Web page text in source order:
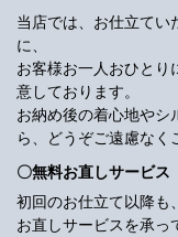
当店では、お仕立てい
に、
お客様お一人おひとり
意しております。
お納め後の着心地やシ
ら、どうぞご遠慮なく
〇無料お直しサービス
初回のお仕立て以降も
お直しサービスを承っ